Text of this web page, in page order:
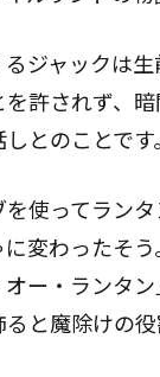
ジャックは
許されず、
とのことです。
使ってラン
変わったそ
ー・ランタ
と魔除けの